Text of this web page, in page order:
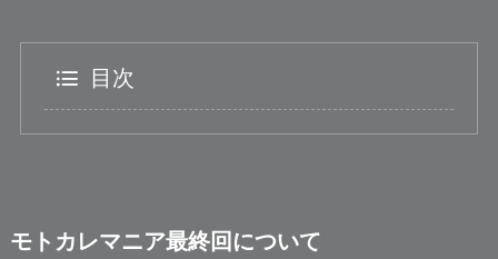
目次
モトカレマニア最終回について